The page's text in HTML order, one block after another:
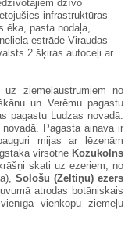
dzīvo
infrastruktūras
ēka, pasta nodaļa,
estrāde Viraudas
2.šķiras autoceļi ar
ziemeļaustrumiem no
un Verēmu pagastu
pagastu Ludzas novadā.
Pagasta ainava ir
mijas ar lēzenām
virsotne Kozukolns
skati uz ezeriem, no
Sološu (Zeltiņu) ezers
atrodas botāniskais
vienkopu ziemeļu